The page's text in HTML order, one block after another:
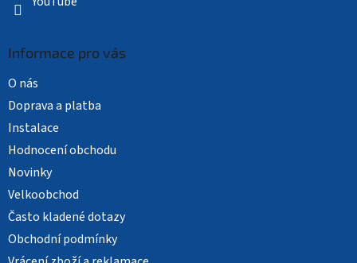
Informace pro vás
O nás
Doprava a platba
Instalace
Hodnocení obchodu
Novinky
Velkoobchod
Často kladené dotazy
Obchodní podmínky